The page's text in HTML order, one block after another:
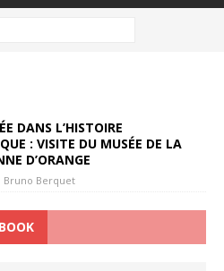
DANS L’HISTOIRE
: VISITE DU MUSÉE DE LA
D’ORANGE
Bruno Berquet